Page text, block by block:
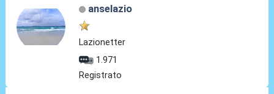
anselazio
Lazionetter
1.971
Registrato